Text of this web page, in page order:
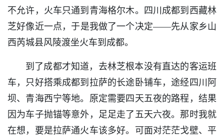
不允许，火车只通到青海格尔木。四川成都到西藏林
芝好像近一点，于是我做了一个决定——先从家乡山
西芮城县风陵渡坐火车到成都。
到了成都才知道，去林芝根本没有直达的客运班
车，只好搭乘成都到拉萨的长途卧铺车，途经四川阿
坝、青海西宁等地。原定需要四天五夜的路程，结果
因为车子抛锚等意外，足足走了五天六夜。那时我就
在想，要是拉萨通火车该多好。可面对茫茫戈壁、平